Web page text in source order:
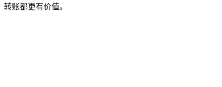
转账都更有价值。